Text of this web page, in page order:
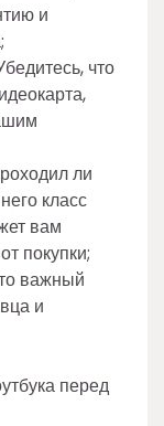
и
что
ли
класс
вам
покупки;
важный
и
перед